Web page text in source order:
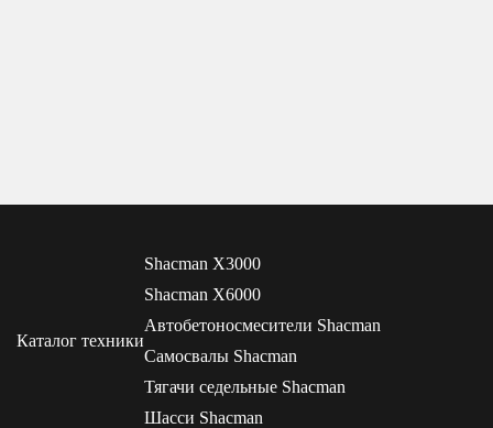
Каталог техники
Shacman X3000
Shacman X6000
Автобетоносмесители Shacman
Самосвалы Shacman
Тягачи седельные Shacman
Шасси Shacman